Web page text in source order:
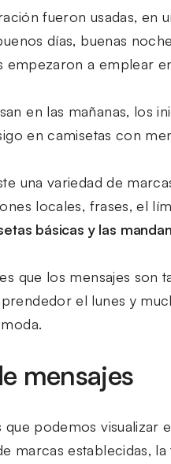
fueron usadas,
días, buenas
empezaron a emplear
en las mañanas, los
en camisetas con
una variedad de
locales, frases, el
básicas y las
que los mensajes son
el lunes y
mensajes
que podemos visualizar
marcas establecidas,